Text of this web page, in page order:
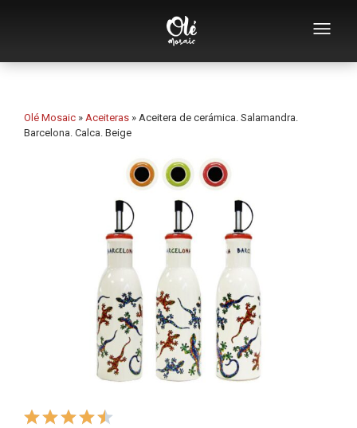
Empresa
Abridores
Tazas
Bols
Ceniceros
Colgadores
Olé Mosaic » Aceiteras » Aceitera de cerámica. Salamandra.
Barcelona. Calca. Beige